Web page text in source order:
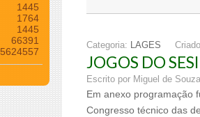
1445
1764
1445
66391
5624557
Categoria: LAGES
JOGOS DO
Escrito por Miguel de
Em anexo programação
Congresso técnico das